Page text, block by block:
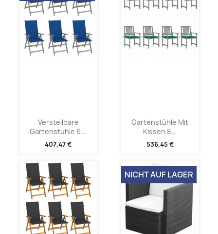
Verstellbare
Gartenstühle 6...
407,47 €
Gartenstühle Mit
Kissen 8...
536,45 €
NICHT AUF LAGER